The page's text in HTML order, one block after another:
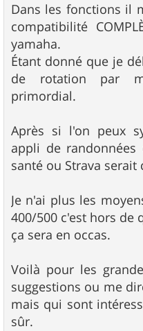
Dans les fonctions il
compatibilité
yamaha.
Étant donné que je
de rotation par
primordial.
Après si l'on peux
appli de
santé ou Strava serait
Je n'ai plus les
400/500 c'est hors de
ça sera en occas.
Voilà pour les
suggestions ou me
mais qui sont
sûr.